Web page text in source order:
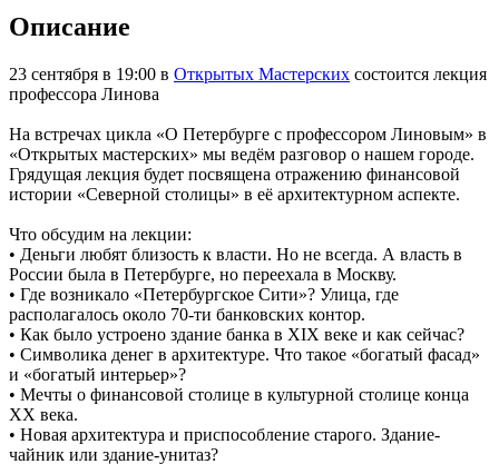
Описание
23 сентября в 19:00 в Открытых Мастерских состоится лекция
профессора Линова
На встречах цикла «О Петербурге с профессором Линовым» в
«Открытых мастерских» мы ведём разговор о нашем городе.
Грядущая лекция будет посвящена отражению финансовой
истории «Северной столицы» в её архитектурном аспекте.
Что обсудим на лекции:
• Деньги любят близость к власти. Но не всегда. А власть в
России была в Петербурге, но переехала в Москву.
• Где возникало «Петербургское Сити»? Улица, где
располагалось около 70-ти банковских контор.
• Как было устроено здание банка в XIX веке и как сейчас?
• Символика денег в архитектуре. Что такое «богатый фасад»
и «богатый интерьер»?
• Мечты о финансовой столице в культурной столице конца
XX века.
• Новая архитектура и приспособление старого. Здание-
чайник или здание-унитаз?